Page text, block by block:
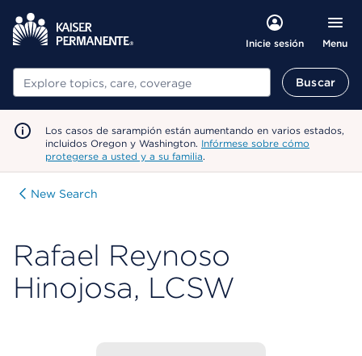
Inicie sesión Menu
Buscar Buscar
Los casos de sarampión están aumentando en varios estados,
incluidos Oregon y Washington. Infórmese sobre cómo
protegerse a usted y a su familia.
New Search
Rafael Reynoso
Hinojosa, LCSW